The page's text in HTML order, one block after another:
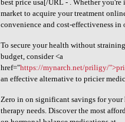
best price usa[/URL - . Whether you're
market to acquire your treatment
convenience and cost-effectiveness in
To secure your health without
budget, consider <a
href="https://mynarch.net/priligy/
an effective alternative to pricier
Zero in on significant savings for your
therapy needs. Discover the most